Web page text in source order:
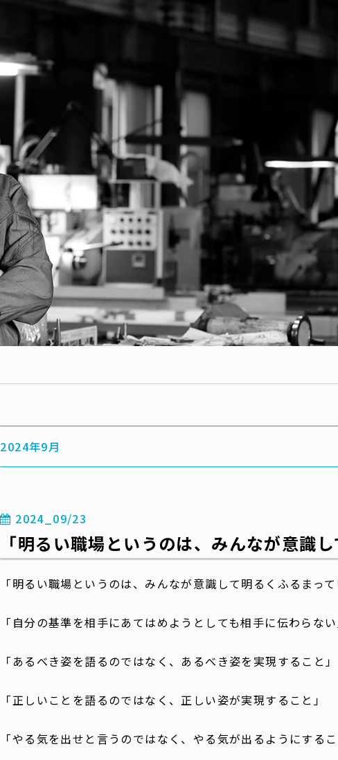
2024年9月
2024_09/23
「明るい職場というのは、みんなが意識
「明るい職場というのは、みんなが意識して明るくふるまっ
「自分の基準を相手にあてはめようとしても相手に伝わらない
「あるべき姿を語るのではなく、あるべき姿を実現すること」
「正しいことを語るのではなく、正しい姿が実現すること」
「やる気を出せと言うのではなく、やる気が出るようにするこ